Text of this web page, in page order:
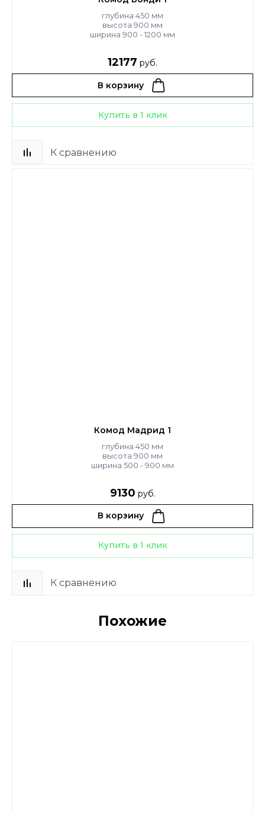
глубина 450 мм
высота 900 мм
ширина 900 - 1200 мм
12177 руб.
В корзину
Купить в 1 клик
К сравнению
Комод Мадрид 1
глубина 450 мм
высота 900 мм
ширина 500 - 900 мм
9130 руб.
В корзину
Купить в 1 клик
К сравнению
Похожие